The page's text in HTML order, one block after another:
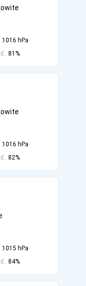
1016 hPa
81%
1016 hPa
82%
1015 hPa
84%